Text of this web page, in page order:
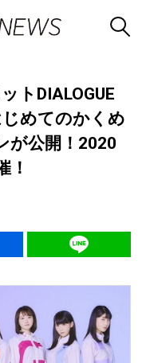
トDIALOGUE
めてのかくめ
が公開！2020
！